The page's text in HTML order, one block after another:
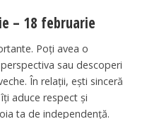
– 18 februarie
Poți avea o
sau descoperi
În relații, ești sinceră
aduce respect și
ta de independență.